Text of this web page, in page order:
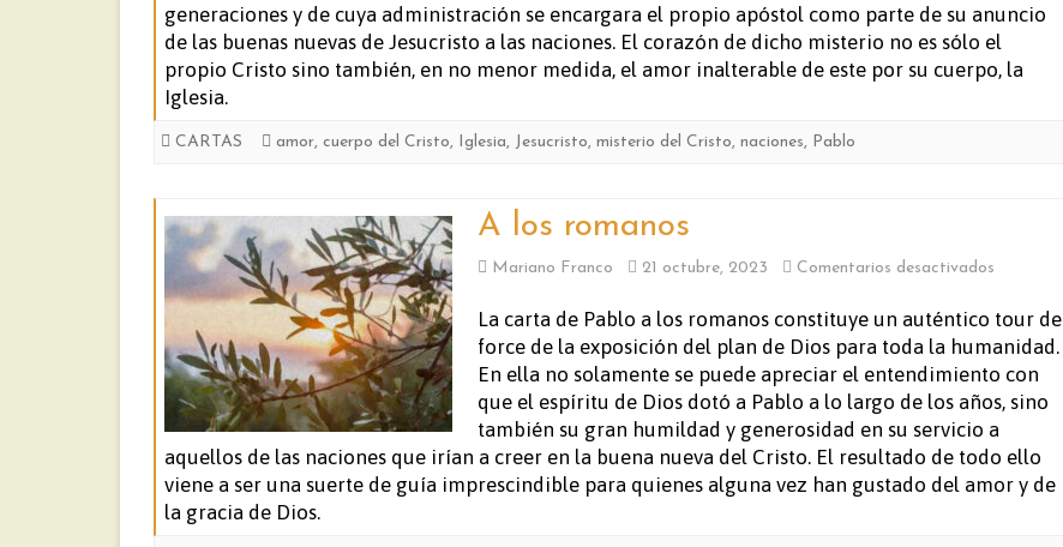
generaciones y de cuya administración se encargara el propio apóstol como parte de su anuncio
de las buenas nuevas de Jesucristo a las naciones. El corazón de dicho misterio no es sólo el
propio Cristo sino también, en no menor medida, el amor inalterable de este por su cuerpo, la
Iglesia.
CARTAS amor, cuerpo del Cristo, Iglesia, Jesucristo, misterio del Cristo, naciones, Pablo
A los romanos
Mariano Franco 21 octubre, 2023 Comentarios desactivados
A
los
romanos
La carta de Pablo a los romanos constituye un auténtico tour de
force de la exposición del plan de Dios para toda la humanidad.
En ella no solamente se puede apreciar el entendimiento con
que el espíritu de Dios dotó a Pablo a lo largo de los años, sino
también su gran humildad y generosidad en su servicio a
aquellos de las naciones que irían a creer en la buena nueva del Cristo. El resultado de todo ello
viene a ser una suerte de guía imprescindible para quienes alguna vez han gustado del amor y de
la gracia de Dios.